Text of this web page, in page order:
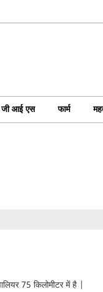
जी आई एस फार्म
75 किलोमीटर में है |